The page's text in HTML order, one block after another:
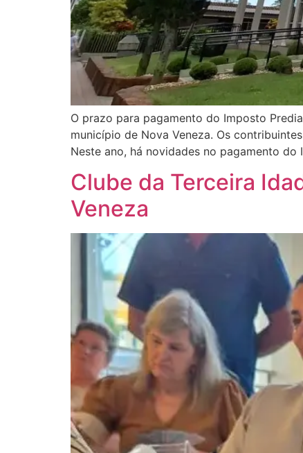
O prazo para pagamento do Imposto
município de Nova Veneza. Os
Neste ano, há novidades no pagamento
Clube da Terceira
Veneza